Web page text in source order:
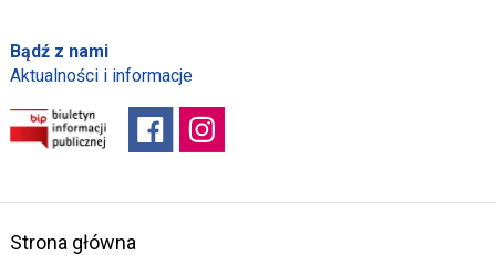
Bądź z nami
Aktualności i informacje
Strona główna